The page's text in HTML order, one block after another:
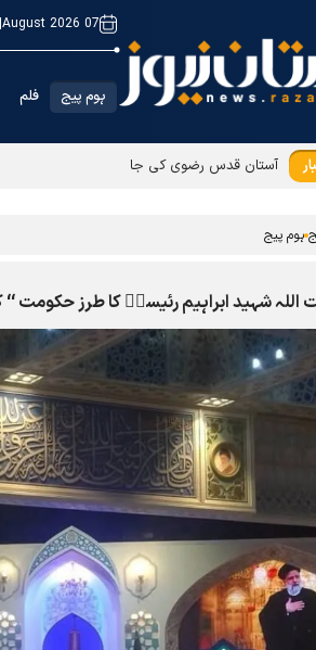
07 August 2026
|
ہوم پیج فلم
آستان قدس رضوی کی جانب سے بیرون ملک مقیم
ہوم پیج
اللہ شہید ابراہیم رئیسیؒ کا طرز حکومت